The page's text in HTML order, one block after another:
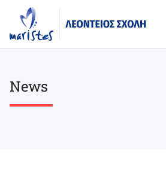
main
content
News